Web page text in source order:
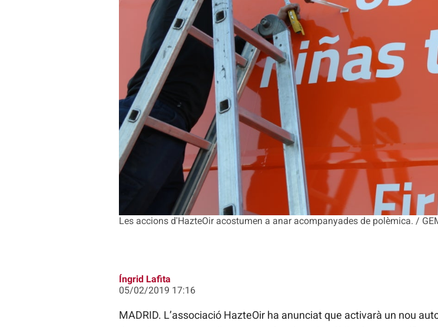
Les accions d'HazteOir acostumen a anar acompanyades de polèmica. /
Íngrid Lafita
05/02/2019 17:16
MADRID. L’associació HazteOir ha anunciat que activarà un nou